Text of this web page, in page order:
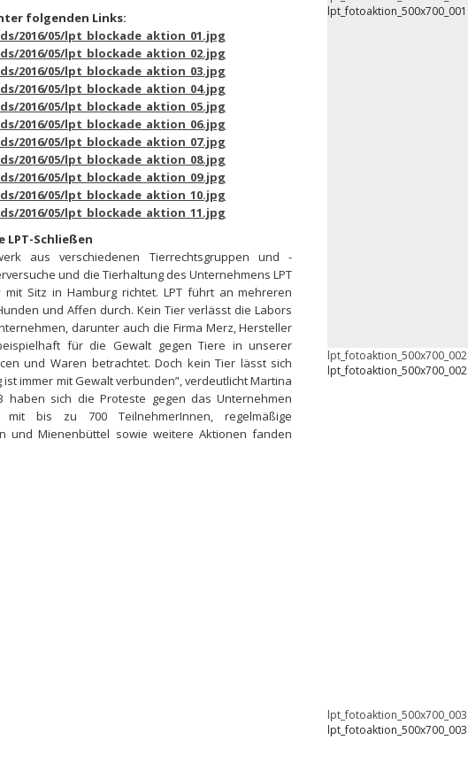
folgenden Links:
05/lpt_blockade_aktion_01.jpg
05/lpt_blockade_aktion_02.jpg
05/lpt_blockade_aktion_03.jpg
05/lpt_blockade_aktion_04.jpg
05/lpt_blockade_aktion_05.jpg
05/lpt_blockade_aktion_06.jpg
05/lpt_blockade_aktion_07.jpg
05/lpt_blockade_aktion_08.jpg
05/lpt_blockade_aktion_09.jpg
05/lpt_blockade_aktion_10.jpg
05/lpt_blockade_aktion_11.jpg
LPT-Schließen
aus verschiedenen Tierrechtsgruppen und -
und die Tierhaltung des Unternehmens LPT
Sitz in Hamburg richtet. LPT führt an mehreren
und Affen durch. Kein Tier verlässt die Labors
darunter auch die Firma Merz, Hersteller
für die Gewalt gegen Tiere in unserer
und Waren betrachtet. Doch kein Tier lässt sich
immer mit Gewalt verbunden”, verdeutlicht Martina
haben sich die Proteste gegen das Unternehmen
mit bis zu 700 TeilnehmerInnen, regelmäßige
und Mienenbüttel sowie weitere Aktionen fanden
lpt_fotoaktion_500x700_001
lpt_fotoaktion_500x700_002
lpt_fotoaktion_500x700_002
lpt_fotoaktion_500x700_003
lpt_fotoaktion_500x700_003